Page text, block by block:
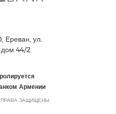
Ереван, ул.
дом 44/2
Армении
ПРАВА ЗАЩИЩЕНЫ